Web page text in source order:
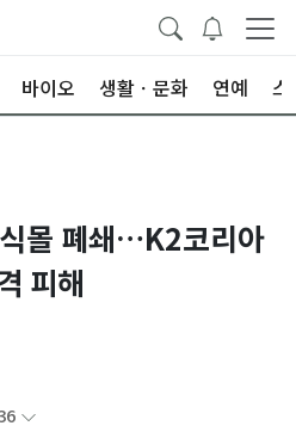
바이오 생활ㆍ문화 연예 스
몰 폐쇄…K2코리아
피해